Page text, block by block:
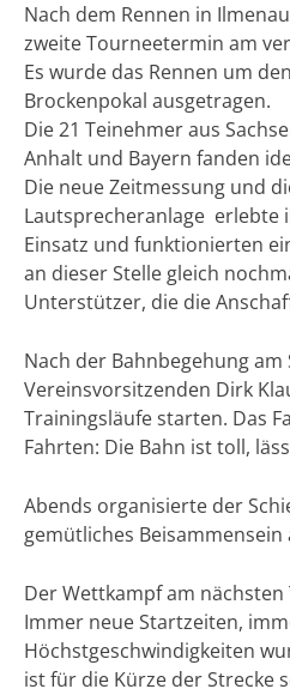
Nach dem Rennen in
zweite Tourneetermin am
Es wurde das Rennen um
Brockenpokal ausgetragen.
Die 21 Teinehmer aus
Anhalt und Bayern fanden
Die neue Zeitmessung und
Lautsprecheranlage erlebte
Einsatz und funktionierten
an dieser Stelle gleich
Unterstützer, die die
Nach der Bahnbegehung
Vereinsvorsitzenden Dirk
Trainingsläufe starten. Das
Fahrten: Die Bahn ist toll,
Abends organisierte der
gemütliches Beisammensein
Der Wettkampf am nächsten
Immer neue Startzeiten,
Höchstgeschwindigkeiten
ist für die Kürze der Strecke